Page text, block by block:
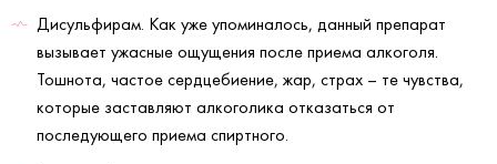
Дисульфирам. Как уже упоминалось, данный препарат
вызывает ужасные ощущения после приема алкоголя.
Тошнота, частое сердцебиение, жар, страх – те чувства,
которые заставляют алкоголика отказаться от
последующего приема спиртного.